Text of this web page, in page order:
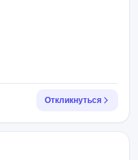
Откликнуться